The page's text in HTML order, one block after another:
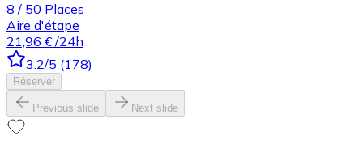
8 / 50 Places
Aire d'étape
21,96 € /24h
3.2/5 (178)
Réserver
Previous slide Next slide